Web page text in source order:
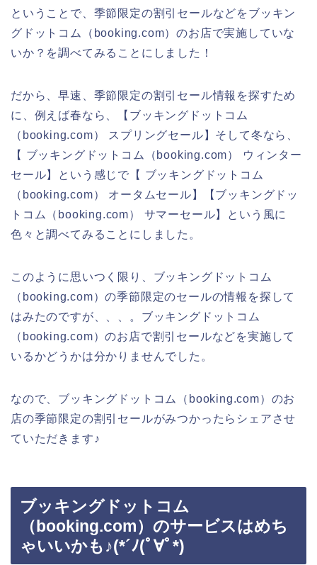
ということで、季節限定の割引セールなどをブッキン
グドットコム（booking.com）のお店で実施していな
いか？を調べてみることにしました！
だから、早速、季節限定の割引セール情報を探すため
に、例えば春なら、【ブッキングドットコム
（booking.com） スプリングセール】そして冬なら、
【 ブッキングドットコム（booking.com） ウィンター
セール】という感じで【 ブッキングドットコム
（booking.com） オータムセール】【ブッキングドッ
トコム（booking.com） サマーセール】という風に
色々と調べてみることにしました。
このように思いつく限り、ブッキングドットコム
（booking.com）の季節限定のセールの情報を探して
はみたのですが、、、。ブッキングドットコム
（booking.com）のお店で割引セールなどを実施して
いるかどうかは分かりませんでした。
なので、ブッキングドットコム（booking.com）のお
店の季節限定の割引セールがみつかったらシェアさせ
ていただきます♪
ブッキングドットコム
（booking.com）のサービスはめち
ゃいいかも♪(*´ﾉ(ﾟ∀ﾟ*)